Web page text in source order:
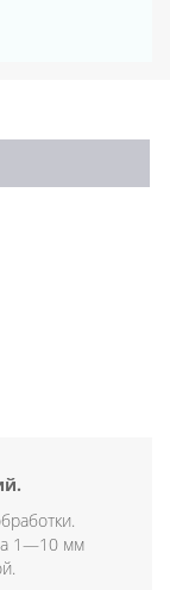
1—10 мм